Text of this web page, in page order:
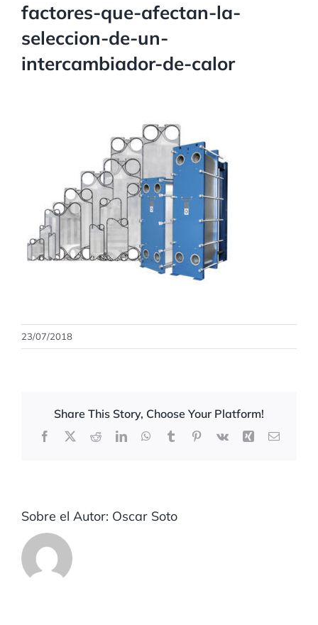
factores-que-afectan-la-
seleccion-de-un-
intercambiador-de-calor
23/07/2018
Share This Story, Choose Your Platform!
Facebook
X RedditLinkedInWhatsApp
TumblrPinterest
Vk Xing Correo
Sobre el Autor: Oscar Soto